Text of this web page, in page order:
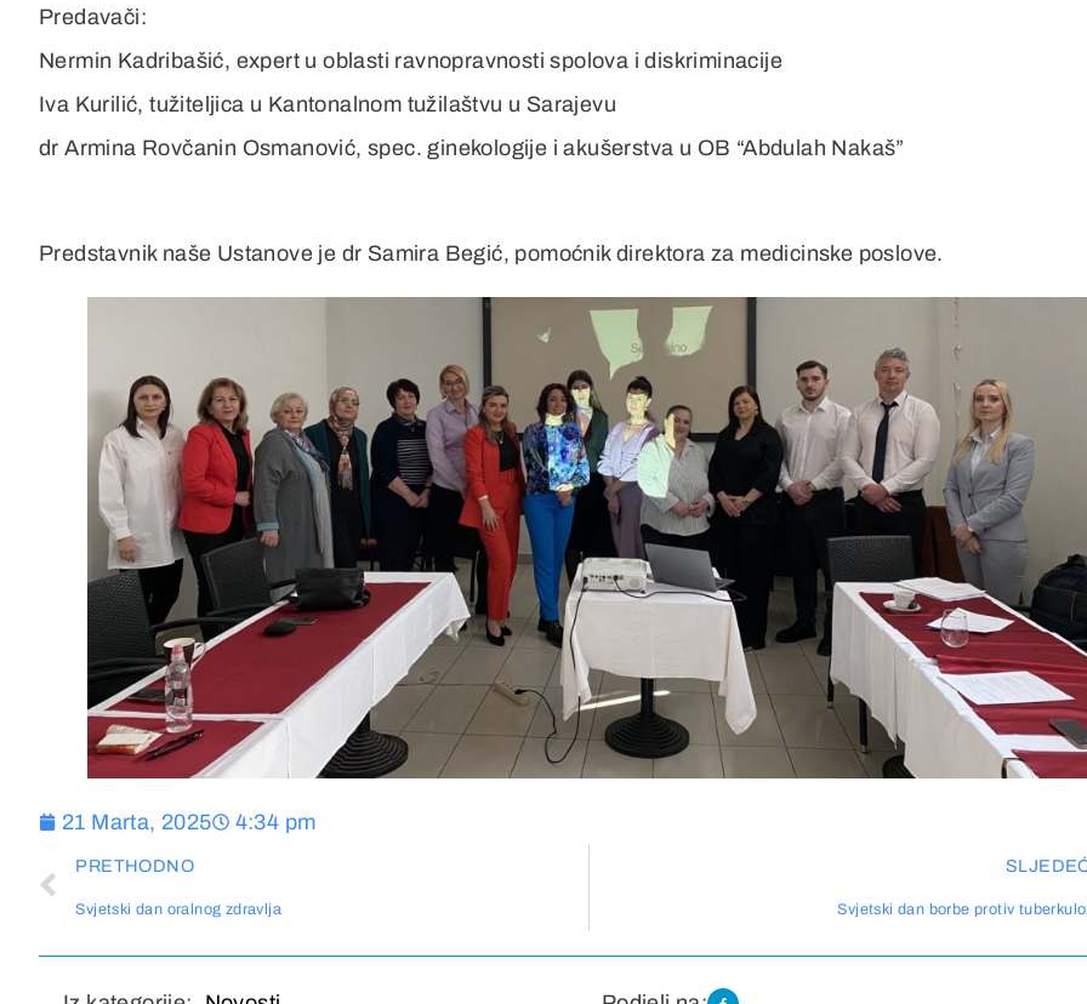
Predavači:
Nermin Kadribašić, expert u oblasti ravnopravnosti spolova i diskriminacije
Iva Kurilić, tužiteljica u Kantonalnom tužilaštvu u Sarajevu
dr Armina Rovčanin Osmanović, spec. ginekologije i akušerstva u OB “Abdulah Nakaš”
Predstavnik naše Ustanove je dr Samira Begić, pomoćnik direktora za medicinske poslove.
21 Marta, 2025 4:34 pm
PRETHODNO
Svjetski dan oralnog zdravlja Svjetski dan borbe protiv